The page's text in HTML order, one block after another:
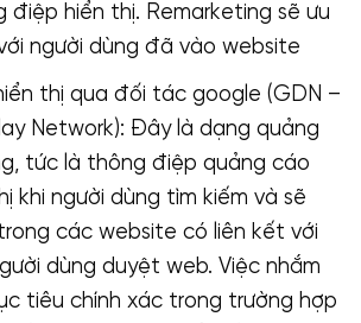
điệp hiển thị. Remarketing sẽ ưu
người dùng đã vào website
thị qua đối tác google (GDN –
Network): Đây là dạng quảng
tức là thông điệp quảng cáo
khi người dùng tìm kiếm và sẽ
các website có liên kết với
dùng duyệt web. Việc nhắm
tiêu chính xác trong trường hợp